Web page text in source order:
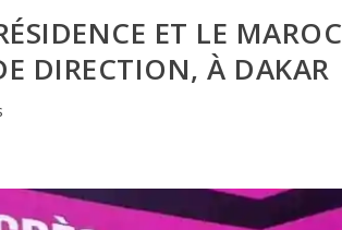
ET LE MAROC
DIRECTION, À DAKAR